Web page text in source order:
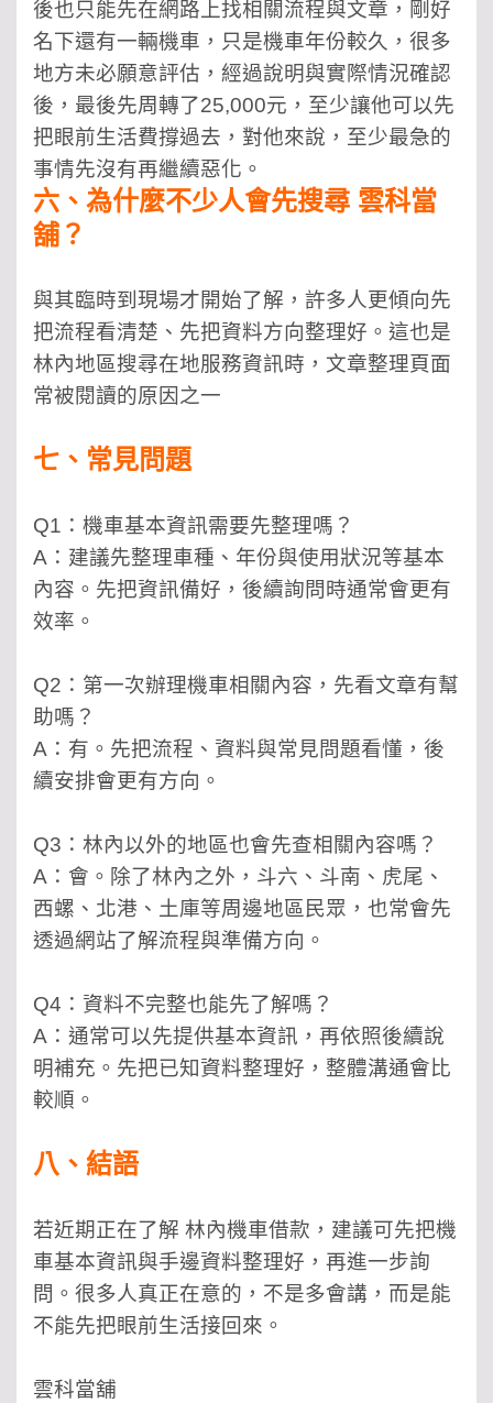
後也只能先在網路上找相關流程與文章，剛好
名下還有一輛機車，只是機車年份較久，很多
地方未必願意評估，經過說明與實際情況確認
後，最後先周轉了25,000元，至少讓他可以先
把眼前生活費撐過去，對他來說，至少最急的
事情先沒有再繼續惡化。
六、為什麼不少人會先搜尋 雲科當
舖？
與其臨時到現場才開始了解，許多人更傾向先
把流程看清楚、先把資料方向整理好。這也是
林內地區搜尋在地服務資訊時，文章整理頁面
常被閱讀的原因之一
七、常見問題
Q1：機車基本資訊需要先整理嗎？
A：建議先整理車種、年份與使用狀況等基本
內容。先把資訊備好，後續詢問時通常會更有
效率。
Q2：第一次辦理機車相關內容，先看文章有幫
助嗎？
A：有。先把流程、資料與常見問題看懂，後
續安排會更有方向。
Q3：林內以外的地區也會先查相關內容嗎？
A：會。除了林內之外，斗六、斗南、虎尾、
西螺、北港、土庫等周邊地區民眾，也常會先
透過網站了解流程與準備方向。
Q4：資料不完整也能先了解嗎？
A：通常可以先提供基本資訊，再依照後續說
明補充。先把已知資料整理好，整體溝通會比
較順。
八、結語
若近期正在了解 林內機車借款，建議可先把機
車基本資訊與手邊資料整理好，再進一步詢
問。很多人真正在意的，不是多會講，而是能
不能先把眼前生活接回來。
雲科當舖